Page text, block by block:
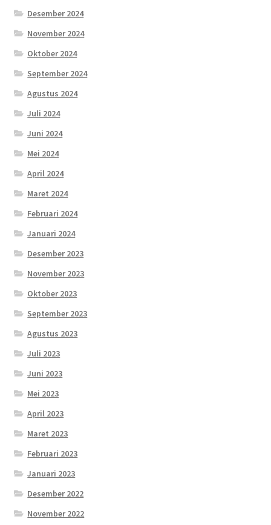
Desember 2024
November 2024
Oktober 2024
September 2024
Agustus 2024
Juli 2024
Juni 2024
Mei 2024
April 2024
Maret 2024
Februari 2024
Januari 2024
Desember 2023
November 2023
Oktober 2023
September 2023
Agustus 2023
Juli 2023
Juni 2023
Mei 2023
April 2023
Maret 2023
Februari 2023
Januari 2023
Desember 2022
November 2022